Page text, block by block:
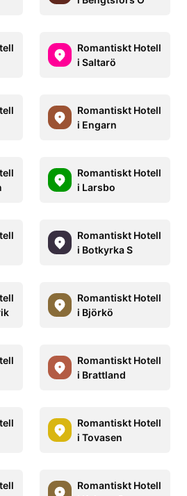
Romantiskt Hotell
i Saltarö
Romantiskt Hotell
i Engarn
Romantiskt Hotell
i Larsbo
Romantiskt Hotell
i Botkyrka S
Romantiskt Hotell
i Björkö
Romantiskt Hotell
i Brattland
Romantiskt Hotell
i Tovasen
Romantiskt Hotell